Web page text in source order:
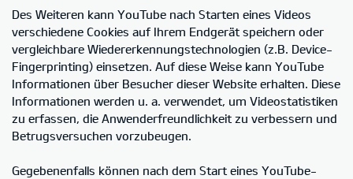
Des Weiteren kann YouTube nach Starten eines Videos
verschiedene Cookies auf Ihrem Endgerät speichern oder
vergleichbare Wiedererkennungstechnologien (z.B. Device-
Fingerprinting) einsetzen. Auf diese Weise kann YouTube
Informationen über Besucher dieser Website erhalten. Diese
Informationen werden u. a. verwendet, um Videostatistiken
zu erfassen, die Anwenderfreundlichkeit zu verbessern und
Betrugsversuchen vorzubeugen.
Gegebenenfalls können nach dem Start eines YouTube-